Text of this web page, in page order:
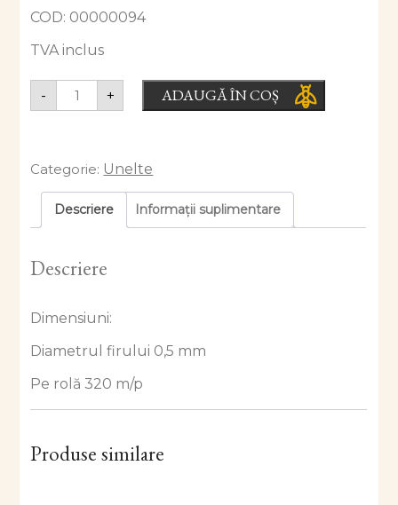
COD: 00000094
TVA inclus
- + ADAUGĂ ÎN COȘ
Categorie: Unelte
Descriere Informații suplimentare
Descriere
Dimensiuni:
Diametrul firului 0,5 mm
Pe rolă 320 m/p
Produse similare